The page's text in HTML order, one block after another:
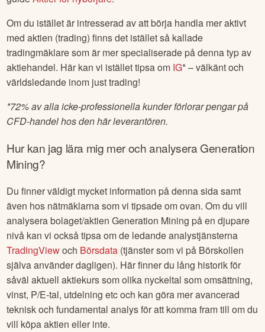
Om du istället är intresserad av att börja handla mer aktivt
med aktien (trading) finns det istället så kallade
tradingmäklare som är mer specialiserade på denna typ av
aktiehandel. Här kan vi istället tipsa om IG* – välkänt och
världsledande inom just trading!
*72% av alla icke-professionella kunder förlorar pengar på
CFD-handel hos den här leverantören.
Hur kan jag lära mig mer och analyseraGeneration
Mining?
Du finner väldigt mycket information på denna sida samt
även hos nätmäklarna som vi tipsade om ovan. Om du vill
analysera bolaget/aktienGeneration Mining på en djupare
nivå kan vi också tipsa om de ledande analystjänsterna
TradingViewoch Börsdata (tjänster som vi på Börskollen
själva använder dagligen). Här finner du lång historik för
såväl aktuell aktiekurs som olika nyckeltal som omsättning,
vinst, P/E-tal, utdelning etc och kan göra mer avancerad
teknisk och fundamental analys för att komma fram till om du
vill köpa aktien eller inte.